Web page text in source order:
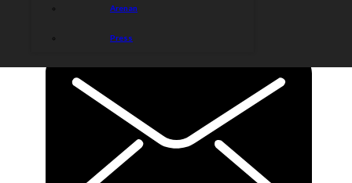
Arenan
Press